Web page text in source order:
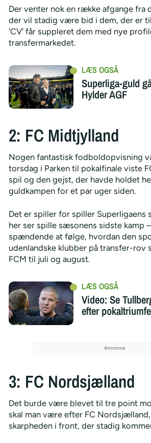
Der venter nok en række afgange fra
der vil stadig være bid i dem, der er
'CV' får suppleret dem med nye
transfermarkedet.
Superliga-guld
Hylder AGF
2: FC Midtjylland
Nogen fantastisk fodboldopvisning
torsdag i Parken til pokalfinale viste
spil og den gejst, der havde holdet
guldkampen for et par uger siden.
Det er spiller for spiller
her ser spille sæsonens sidste kamp
spændende at følge, hvordan den
udenlandske klubber på transfer-rov
FCM til juli og august.
Video: Se
efter
3: FC Nordsjælland
Det burde være blevet til tre point
skal man være efter FC
skarpheden i front, der stadig